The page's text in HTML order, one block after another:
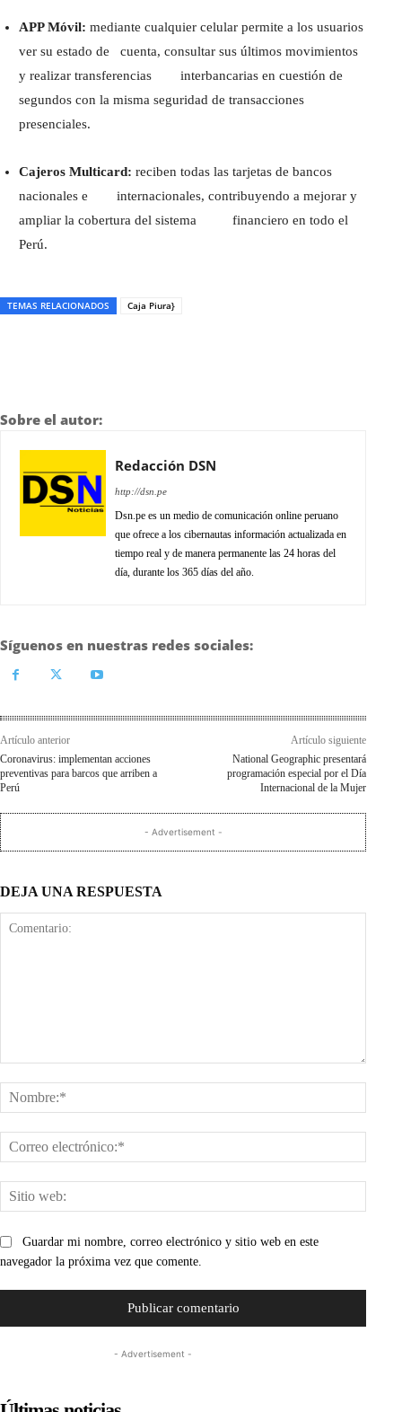
APP Móvil: mediante cualquier celular permite a los usuarios
ver su estado de cuenta, consultar sus últimos movimientos
y realizar transferencias interbancarias en cuestión de
segundos con la misma seguridad de transacciones
presenciales.
Cajeros Multicard: reciben todas las tarjetas de bancos
nacionales e internacionales, contribuyendo a mejorar y
ampliar la cobertura del sistema financiero en todo el
Perú.
TEMAS RELACIONADOS Caja Piura}
Sobre el autor:
Redacción DSN
http://dsn.pe
Dsn.pe es un medio de comunicación online peruano
que ofrece a los cibernautas información actualizada en
tiempo real y de manera permanente las 24 horas del
día, durante los 365 días del año.
Síguenos en nuestras redes sociales:
Artículo anterior
Coronavirus: implementan acciones
preventivas para barcos que arriben a
Perú
Artículo siguiente
National Geographic presentará
programación especial por el Día
Internacional de la Mujer
- Advertisement -
DEJA UNA RESPUESTA
web:
Guardar mi nombre, correo electrónico y sitio web en este
navegador la próxima vez que comente.
- Advertisement -